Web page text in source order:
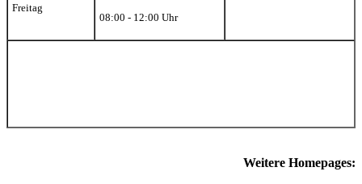
Freitag
08:00 - 12:00 Uhr
Weitere Homepages: